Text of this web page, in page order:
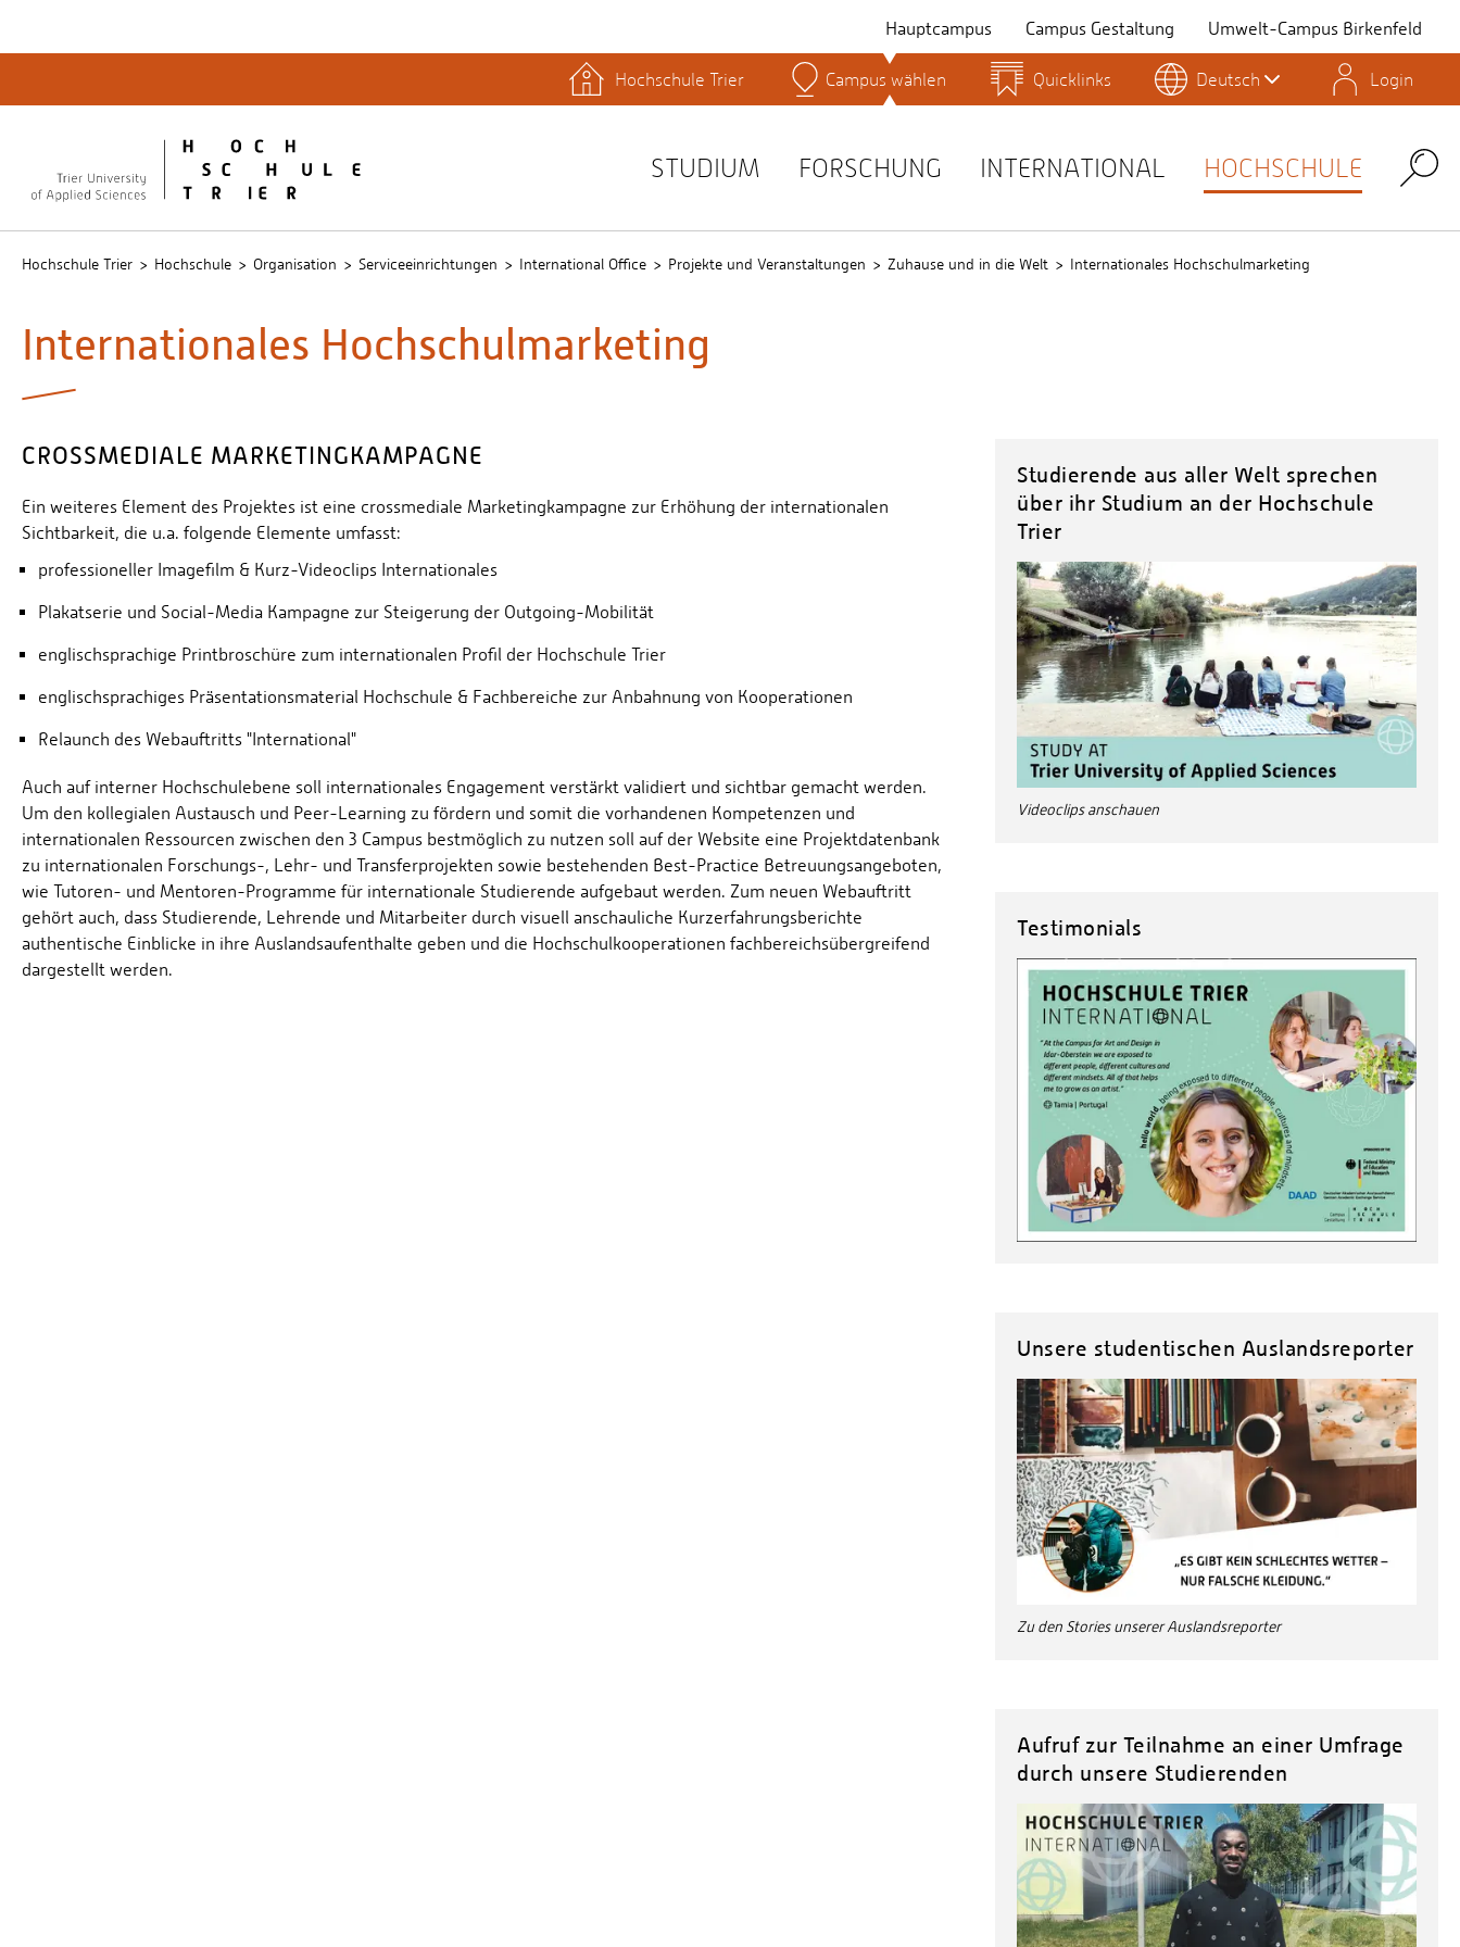
Hauptcampus Campus Gestaltung Umwelt-Campus Birkenfeld
Lernplattformen
Personensuche
Studienservice
Stud.IP
Hochschule Trier Campus wählen Quicklinks Deutsch Login
STUDIUM FORSCHUNG INTERNATIONAL HOCHSCHULE Search
Hochschule Trier Hochschule Organisation Serviceeinrichtungen International Office Projekte und Veranstaltungen Zuhause und in die Welt Internationales Hochschulmarketing
Internationales Hochschulmarketing
CROSSMEDIALE MARKETINGKAMPAGNE
Ein weiteres Element des Projektes ist eine crossmediale Marketingkampagne zur Erhöhung der internationalen
Sichtbarkeit, die u.a. folgende Elemente umfasst:
professioneller Imagefilm & Kurz-Videoclips Internationales
Plakatserie und Social-Media Kampagne zur Steigerung der Outgoing-Mobilität
englischsprachige Printbroschüre zum internationalen Profil der Hochschule Trier
englischsprachiges Präsentationsmaterial Hochschule & Fachbereiche zur Anbahnung von Kooperationen
Relaunch des Webauftritts "International"
Auch auf interner Hochschulebene soll internationales Engagement verstärkt validiert und sichtbar gemacht werden.
Um den kollegialen Austausch und Peer-Learning zu fördern und somit die vorhandenen Kompetenzen und
internationalen Ressourcen zwischen den 3 Campus bestmöglich zu nutzen soll auf der Website eine Projektdatenbank
zu internationalen Forschungs-, Lehr- und Transferprojekten sowie bestehenden Best-Practice Betreuungsangeboten,
wie Tutoren- und Mentoren-Programme für internationale Studierende aufgebaut werden. Zum neuen Webauftritt
gehört auch, dass Studierende, Lehrende und Mitarbeiter durch visuell anschauliche Kurzerfahrungsberichte
authentische Einblicke in ihre Auslandsaufenthalte geben und die Hochschulkooperationen fachbereichsübergreifend
dargestellt werden.
Studierende aus aller Welt sprechen
über ihr Studium an der Hochschule
Trier
Videoclips anschauen
Testimonials
Unsere studentischen Auslandsreporter
Zu den Stories unserer Auslandsreporter
Aufruf zur Teilnahme an einer Umfrage
durch unsere Studierenden